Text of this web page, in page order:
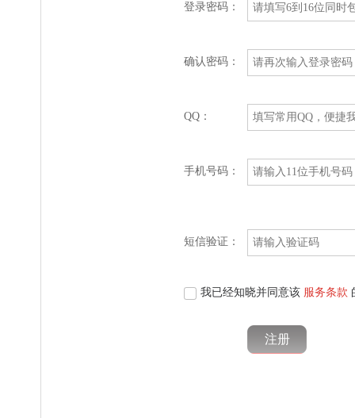
登录密码：
确认密码：
QQ：
手机号码：
短信验证：
我已经知晓并同意该 服务条款